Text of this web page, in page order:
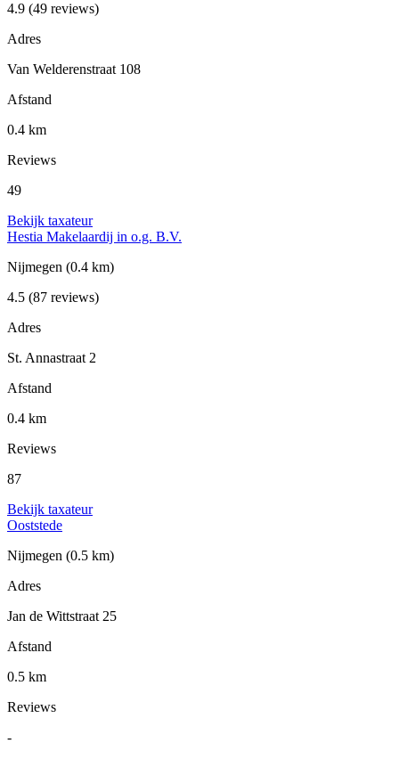
4.9 (49 reviews)
Adres
Van Welderenstraat 108
Afstand
0.4 km
Reviews
49
Bekijk taxateur
Hestia Makelaardij in o.g. B.V.
Nijmegen (0.4 km)
4.5 (87 reviews)
Adres
St. Annastraat 2
Afstand
0.4 km
Reviews
87
Bekijk taxateur
Ooststede
Nijmegen (0.5 km)
Adres
Jan de Wittstraat 25
Afstand
0.5 km
Reviews
-